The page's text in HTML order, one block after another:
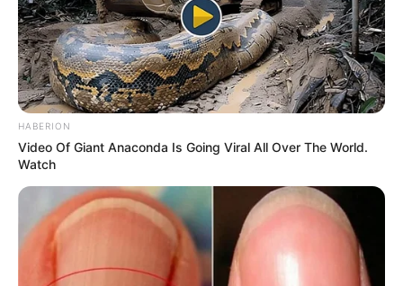
HABERION
Video Of Giant Anaconda Is Going Viral All Over The World.
Watch